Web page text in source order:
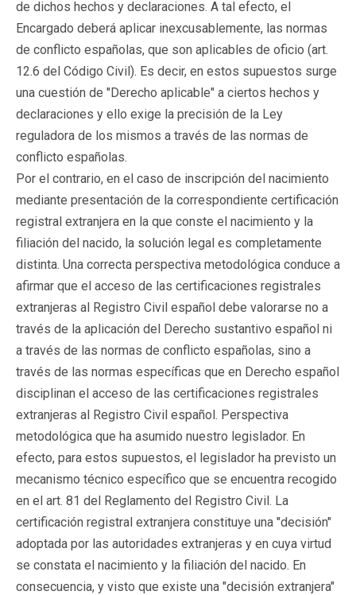
de dichos hechos y declaraciones. A tal efecto, el
Encargado deberá aplicar inexcusablemente, las normas
de conflicto españolas, que son aplicables de oficio (art.
12.6 del Código Civil). Es decir, en estos supuestos surge
una cuestión de "Derecho aplicable" a ciertos hechos y
declaraciones y ello exige la precisión de la Ley
reguladora de los mismos a través de las normas de
conflicto españolas.
Por el contrario, en el caso de inscripción del nacimiento
mediante presentación de la correspondiente certificación
registral extranjera en la que conste el nacimiento y la
filiación del nacido, la solución legal es completamente
distinta. Una correcta perspectiva metodológica conduce a
afirmar que el acceso de las certificaciones registrales
extranjeras al Registro Civil español debe valorarse no a
través de la aplicación del Derecho sustantivo español ni
a través de las normas de conflicto españolas, sino a
través de las normas específicas que en Derecho español
disciplinan el acceso de las certificaciones registrales
extranjeras al Registro Civil español. Perspectiva
metodológica que ha asumido nuestro legislador. En
efecto, para estos supuestos, el legislador ha previsto un
mecanismo técnico específico que se encuentra recogido
en el art. 81 del Reglamento del Registro Civil. La
certificación registral extranjera constituye una "decisión"
adoptada por las autoridades extranjeras y en cuya virtud
se constata el nacimiento y la filiación del nacido. En
consecuencia, y visto que existe una "decisión extranjera"